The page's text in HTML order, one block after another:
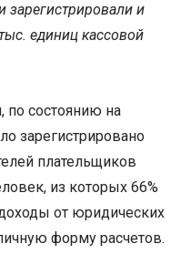
зарегистрировали и
единиц кассовой
по состоянию на
зарегистрировано
плательщиков
из которых 66%
от юридических
форму расчетов.